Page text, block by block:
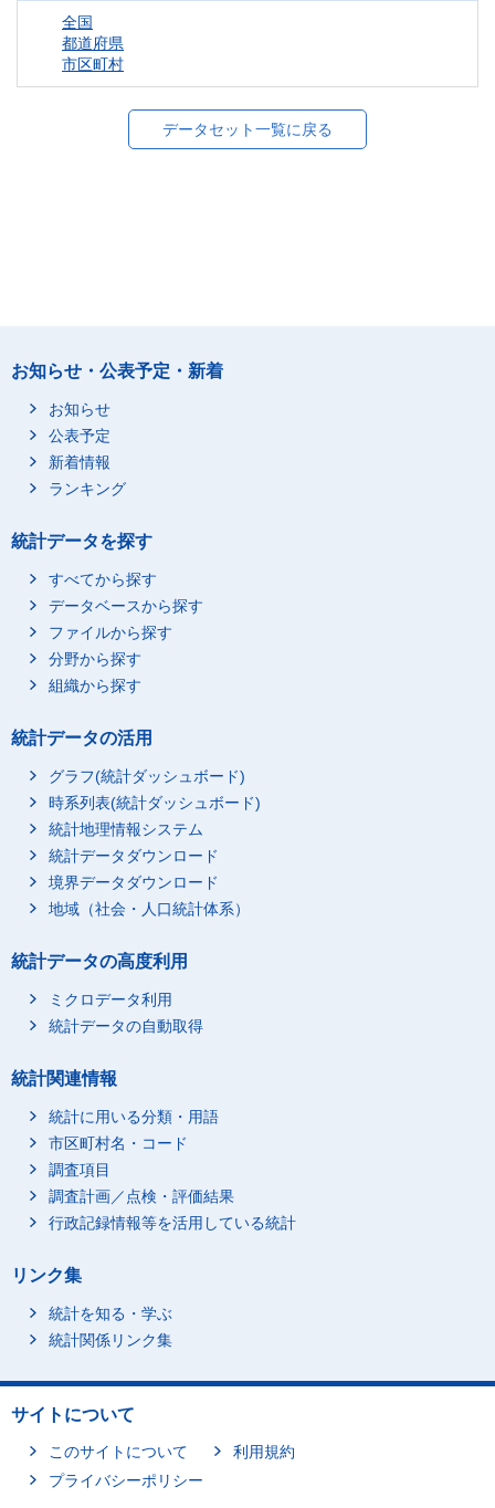
全国
都道府県
市区町村
データセット一覧に戻る
お知らせ・公表予定・新着
お知らせ
公表予定
新着情報
ランキング
統計データを探す
すべてから探す
データベースから探す
ファイルから探す
分野から探す
組織から探す
統計データの活用
グラフ(統計ダッシュボード)
時系列表(統計ダッシュボード)
統計地理情報システム
統計データダウンロード
境界データダウンロード
地域（社会・人口統計体系）
統計データの高度利用
ミクロデータ利用
統計データの自動取得
統計関連情報
統計に用いる分類・用語
市区町村名・コード
調査項目
調査計画／点検・評価結果
行政記録情報等を活用している統計
リンク集
統計を知る・学ぶ
統計関係リンク集
サイトについて
このサイトについて
利用規約
プライバシーポリシー